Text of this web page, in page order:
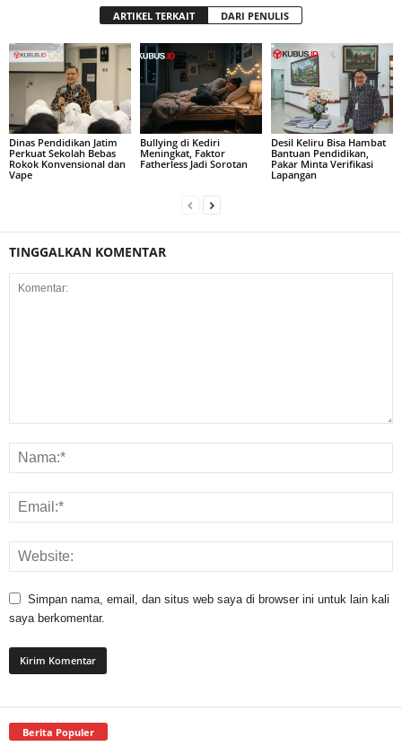
ARTIKEL TERKAIT DARI PENULIS
Dinas Pendidikan Jatim
Perkuat Sekolah Bebas
Rokok Konvensional dan
Vape
Bullying di Kediri
Meningkat, Faktor
Fatherless Jadi Sorotan
Desil Keliru Bisa Hambat
Bantuan Pendidikan,
Pakar Minta Verifikasi
Lapangan
TINGGALKAN KOMENTAR
Simpan nama, email, dan situs web saya di browser ini untuk lain kali
saya berkomentar.
Berita Populer